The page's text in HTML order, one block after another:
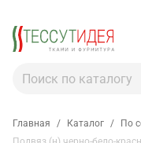
Главная / Каталог / По